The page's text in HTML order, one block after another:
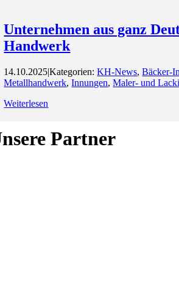
Unternehmen aus ganz
Handwerk
14.10.2025|Kategorien:KH-News,Bäcker-
Metallhandwerk,Innungen,Maler- und
Weiterlesen
Partner